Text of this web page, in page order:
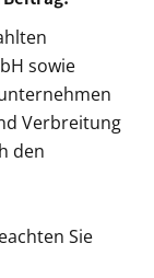
sowie
Verbreitung
den
Sie